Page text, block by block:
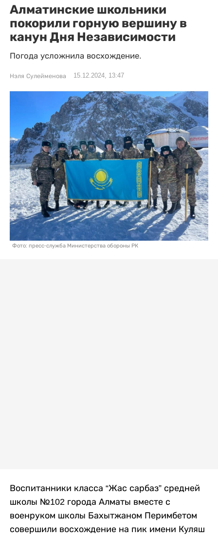
Алматинские школьники
покорили горную вершину в
канун Дня Независимости
Погода усложнила восхождение.
Нэля Сулейменова 15.12.2024, 13:47
Фото: пресс-служба Министерства обороны РК
Воспитанники класса “Жас сарбаз” средней
школы №102 города Алматы вместе с
военруком школы Бахытжаном Перимбетом
совершили восхождение на пик имени Куляш